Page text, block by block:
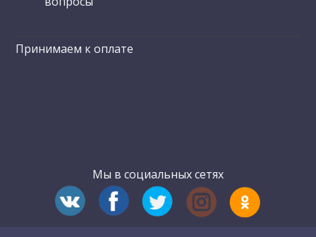
Принимаем к оплате
Мы в социальных сетях